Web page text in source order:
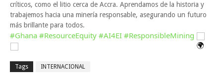
críticos, como el litio cerca de Accra. Aprendamos de la historia y
trabajemos hacia una minería responsable, asegurando un futuro
más brillante para todos.
#Ghana #ResourceEquity #AI4EI #ResponsibleMining
Tags INTERNACIONAL